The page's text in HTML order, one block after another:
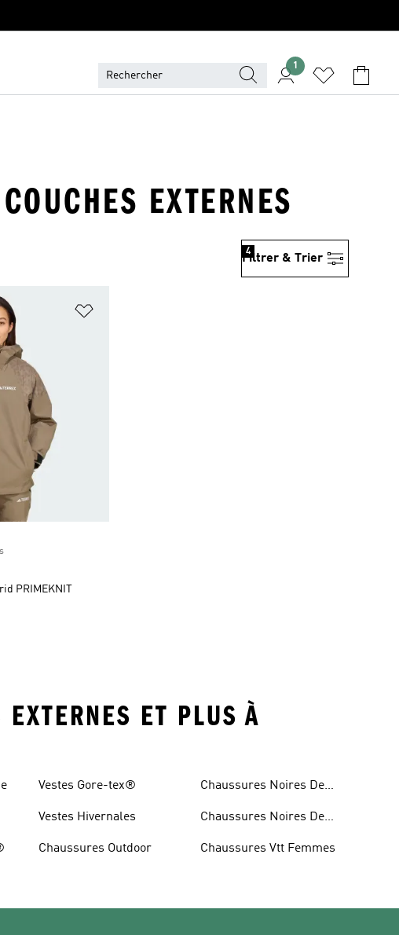
1
EXTERNES
Filtrer & Trier
4
favoris
PRIMEKNIT
EXTERNES ET PLUS À
Vestes Gore-tex®
Vestes Hivernales
Chaussures Outdoor
Chaussures Noires De
Chaussures Noires De
Chaussures Vtt Femmes